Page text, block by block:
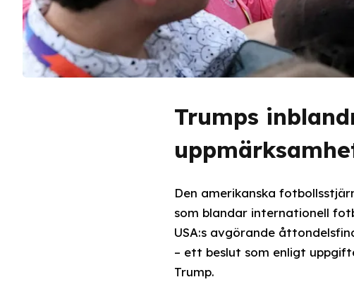
Trumps
Den amerikanska
som blandar internationell
USA:s avgörande
– ett beslut som enligt
Trump.